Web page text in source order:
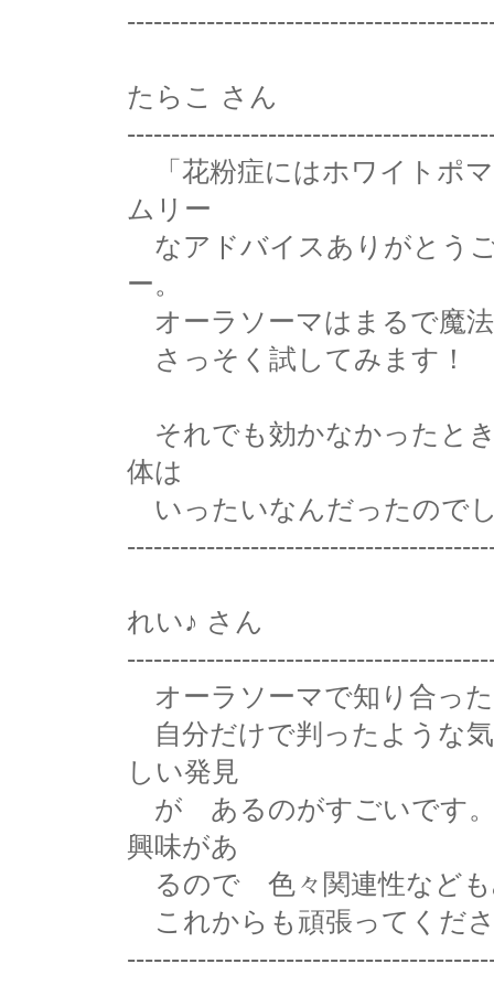
たらこ さん
「花粉症にはホワイトポ
ムリー
なアドバイスありがとう
ー。
オーラソーマはまるで魔
さっそく試してみます！
それでも効かなかったと
体は
いったいなんだったので
れい♪ さん
オーラソーマで知り合っ
自分だけで判ったような
しい発見
が あるのがすごいです。
興味があ
るので 色々関連性なども
これからも頑張ってくだ